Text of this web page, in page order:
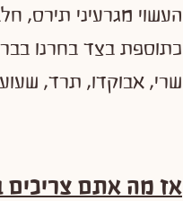
העשוי מגרעיני תירס,
כתוספת בצד בחרנו
שרי, אבוקדו, תרד,
אז מה אתם צריכים